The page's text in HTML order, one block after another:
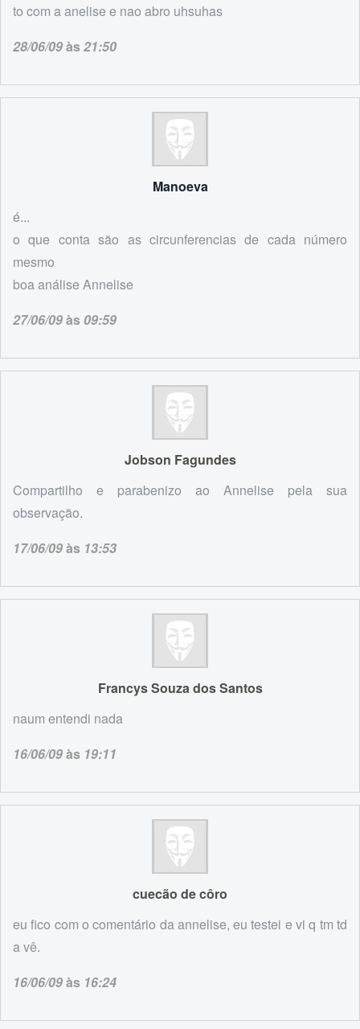
to com a anelise e nao abro uhsuhas
28/06/09às21:50
Manoeva
é...
o que conta são as circunferencias de cada número
mesmo
boa análise Annelise
27/06/09às09:59
Jobson Fagundes
Compartilho e parabenizo ao Annelise pela sua
observação.
17/06/09às 13:53
Francys Souza dos Santos
naum entendi nada
16/06/09às 19:11
cuecão de côro
eu fico com o comentário da annelise, eu testei e vi q tm td
a vê.
16/06/09às 16:24